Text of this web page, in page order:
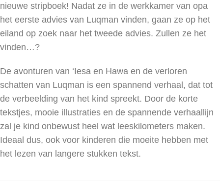
nieuwe stripboek! Nadat ze in de werkkamer van opa
het eerste advies van Luqman vinden, gaan ze op het
eiland op zoek naar het tweede advies. Zullen ze het
vinden…?
De avonturen van ‘Iesa en Hawa en de verloren
schatten van Luqman is een spannend verhaal, dat tot
de verbeelding van het kind spreekt. Door de korte
tekstjes, mooie illustraties en de spannende verhaallijn
zal je kind onbewust heel wat leeskilometers maken.
Ideaal dus, ook voor kinderen die moeite hebben met
het lezen van langere stukken tekst.